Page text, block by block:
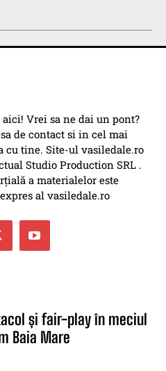
Vrei sa ne dai un pont?
de contact si in cel mai
cu tine. Site-ul vasiledale.ro
Studio Production SRL .
a materialelor este
al vasiledale.ro
și fair-play în meciul
Baia Mare